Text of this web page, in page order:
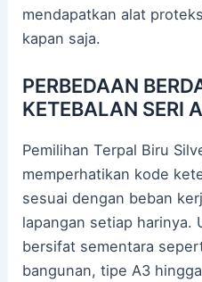
mendapatkan alat
kapan saja.
PERBEDAAN
KETEBALAN SERI
Pemilihan Terpal Biru
memperhatikan kode
sesuai dengan beban
lapangan setiap harinya.
bersifat sementara
bangunan, tipe A3